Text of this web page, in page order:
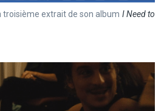
troisième extrait de son album I Need to